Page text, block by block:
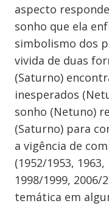
aspecto
sonho que ela
simbolismo dos
vivida de duas
(Saturno)
inesperados
sonho (Netuno)
(Saturno) para
a vigência de
(1952/1953,
1998/1999,
temática em